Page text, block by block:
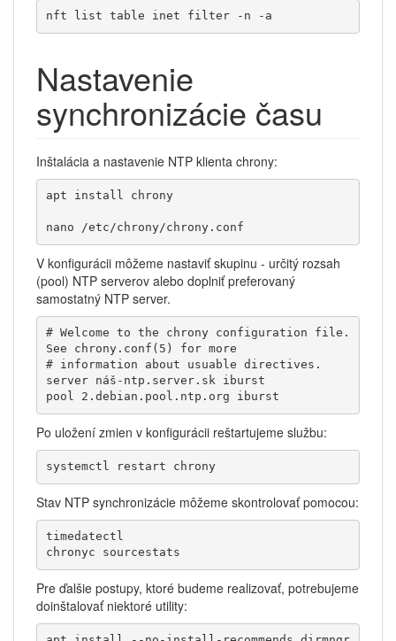
nft list table inet filter -n -a
Nastavenie
synchronizácie času
Inštalácia a nastavenie NTP klienta chrony:
apt install chrony
nano /etc/chrony/chrony.conf
V konfigurácii môžeme nastaviť skupinu - určitý rozsah
(pool) NTP serverov alebo doplniť preferovaný
samostatný NTP server.
# Welcome to the chrony configuration file.
See chrony.conf(5) for more
# information about usuable directives.
server náš-ntp.server.sk iburst
pool 2.debian.pool.ntp.org iburst
Po uložení zmien v konfigurácii reštartujeme službu:
systemctl restart chrony
Stav NTP synchronizácie môžeme skontrolovať pomocou:
timedatectl
chronyc sourcestats
Pre ďalšie postupy, ktoré budeme realizovať, potrebujeme
doinštalovať niektoré utility: